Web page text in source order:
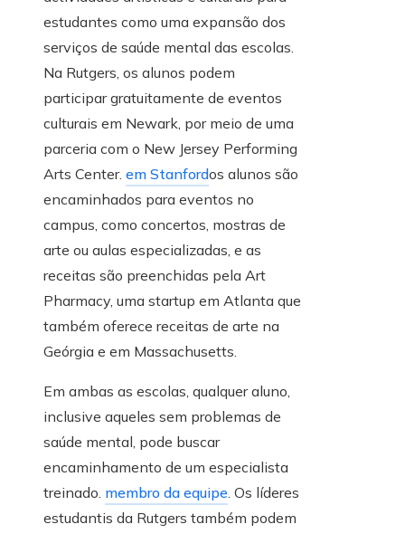
estudantes como uma expansão dos
serviços de saúde mental das escolas.
Na Rutgers, os alunos podem
participar gratuitamente de eventos
culturais em Newark, por meio de uma
parceria com o New Jersey Performing
Arts Center. em Stanfordos alunos são
encaminhados para eventos no
campus, como concertos, mostras de
arte ou aulas especializadas, e as
receitas são preenchidas pela Art
Pharmacy, uma startup em Atlanta que
também oferece receitas de arte na
Geórgia e em Massachusetts.
Em ambas as escolas, qualquer aluno,
inclusive aqueles sem problemas de
saúde mental, pode buscar
encaminhamento de um especialista
treinado. membro da equipe. Os líderes
estudantis da Rutgers também podem